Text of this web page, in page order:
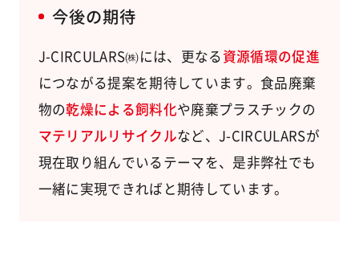
今後の期待
J-CIRCULARS㈱には、更なる資源循環の促進
につながる提案を期待しています。食品廃棄
物の乾燥による飼料化や廃棄プラスチックの
マテリアルリサイクルなど、J-CIRCULARSが
現在取り組んでいるテーマを、是非弊社でも
一緒に実現できればと期待しています。